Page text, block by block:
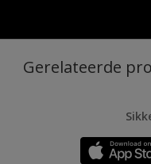
Gerelateerde